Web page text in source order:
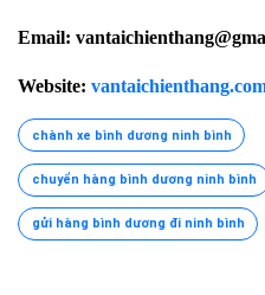
Email:
Website:
chành xe bình dương ninh bình
chuyển hàng bình dương ninh bình
gửi hàng bình dương đi ninh bình